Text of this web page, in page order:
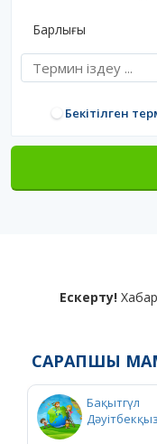
Барлығы
Бекітілген
Ескерту!
САРАПШЫ
Бақытгүл